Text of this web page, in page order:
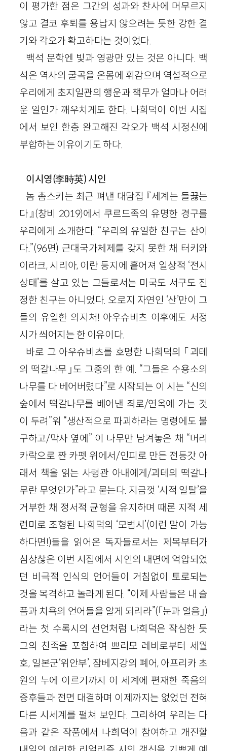
이 평가한 점은 그간의 성과와 찬사에 머무르지
않고 결코 후퇴를 용납지 않으려는 듯한 강한 결
기와 각오가 확고하다는 것이었다.
백석 문학엔 빛과 영광만 있는 것은 아니다. 백
석은 역사의 굴곡을 온몸에 휘감으며 역설적으로
우리에게 초지일관의 행운과 책무가 얼마나 어려
운 일인가 깨우치게도 한다. 나희덕이 이번 시집
에서 보인 한층 완고해진 각오가 백석 시정신에
부합하는 이유이기도 하다.
이시영(李時英) 시인
놈 촘스키는 최근 펴낸 대담집 『세계는 들끓는
다』(창비 2019)에서 쿠르드족의 유명한 경구를
우리에게 소개한다. “우리의 유일한 친구는 산이
다.”(96면) 근대국가체제를 갖지 못한 채 터키와
이라크, 시리아, 이란 등지에 흩어져 일상적 ‘전시
상태’를 살고 있는 그들로서는 미국도 서구도 진
정한 친구는 아니었다. 오로지 자연인 ‘산’만이 그
들의 유일한 의지처! 아우슈비츠 이후에도 서정
시가 씌어지는 한 이유이다.
바로 그 아우슈비츠를 호명한 나희덕의 「괴테
의 떡갈나무」도 그중의 한 예. “그들은 수용소의
나무를 다 베어버렸다”로 시작되는 이 시는 “신의
숲에서 떡갈나무를 베어낸 죄로/연옥에 가는 것
이 두려”워 “생산적으로 파괴하라는 명령에도 불
구하고/막사 옆에” 이 나무만 남겨놓은 채 “머리
카락으로 짠 카펫 위에서/인피로 만든 전등갓 아
래서 책을 읽는 사령관 아내에게/괴테의 떡갈나
무란 무엇인가”라고 묻는다. 지금껏 ‘시적 일탈’을
거부한 채 정서적 균형을 유지하며 때론 지적 세
련미로 조형된 나희덕의 ‘모범시’(이런 말이 가능
하다면!)들을 읽어온 독자들로서는 제목부터가
심상찮은 이번 시집에서 시인의 내면에 억압되었
던 비극적 인식의 언어들이 거침없이 토로되는
것을 목격하고 놀라게 된다. “이제 사람들은 내 슬
픔과 치욕의 언어들을 알게 되리라”(「눈과 얼음」)
라는 첫 수록시의 선언처럼 나희덕은 작심한 듯
그의 친족을 포함하여 쁘리모 레비로부터 세월
호, 일본군‘위안부’, 잠베지강의 폐어, 아프리카 초
원의 누에 이르기까지 이 세계에 편재한 죽음의
증후들과 전면 대결하며 이제까지는 없었던 전혀
다른 시세계를 펼쳐 보인다. 그리하여 우리는 다
음과 같은 작품에서 나희덕이 참여하고 개진할